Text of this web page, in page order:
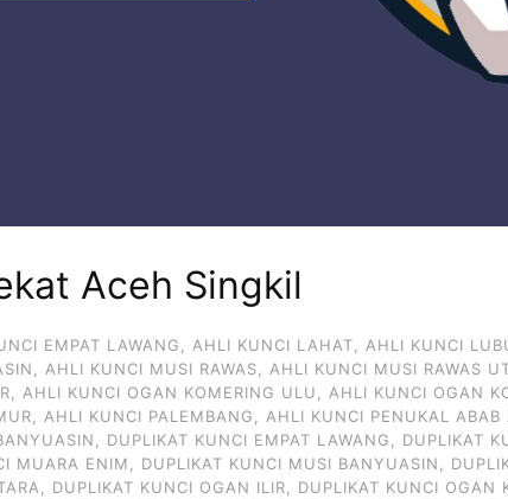
Aceh Singkil
EMPAT LAWANG AHLI KUNCI LAHAT AHLI KUNCI
AHLI KUNCI MUSI RAWAS AHLI KUNCI MUSI RAWAS
AHLI KUNCI OGAN KOMERING ULU AHLI KUNCI OGAN
AHLI KUNCI PALEMBANG AHLI KUNCI PENUKAL ABAB
DUPLIKAT KUNCI EMPAT LAWANG DUPLIKAT
MUARA ENIM DUPLIKAT KUNCI MUSI BANYUASIN
DUPLIKAT KUNCI OGAN ILIR DUPLIKAT KUNCI OGAN